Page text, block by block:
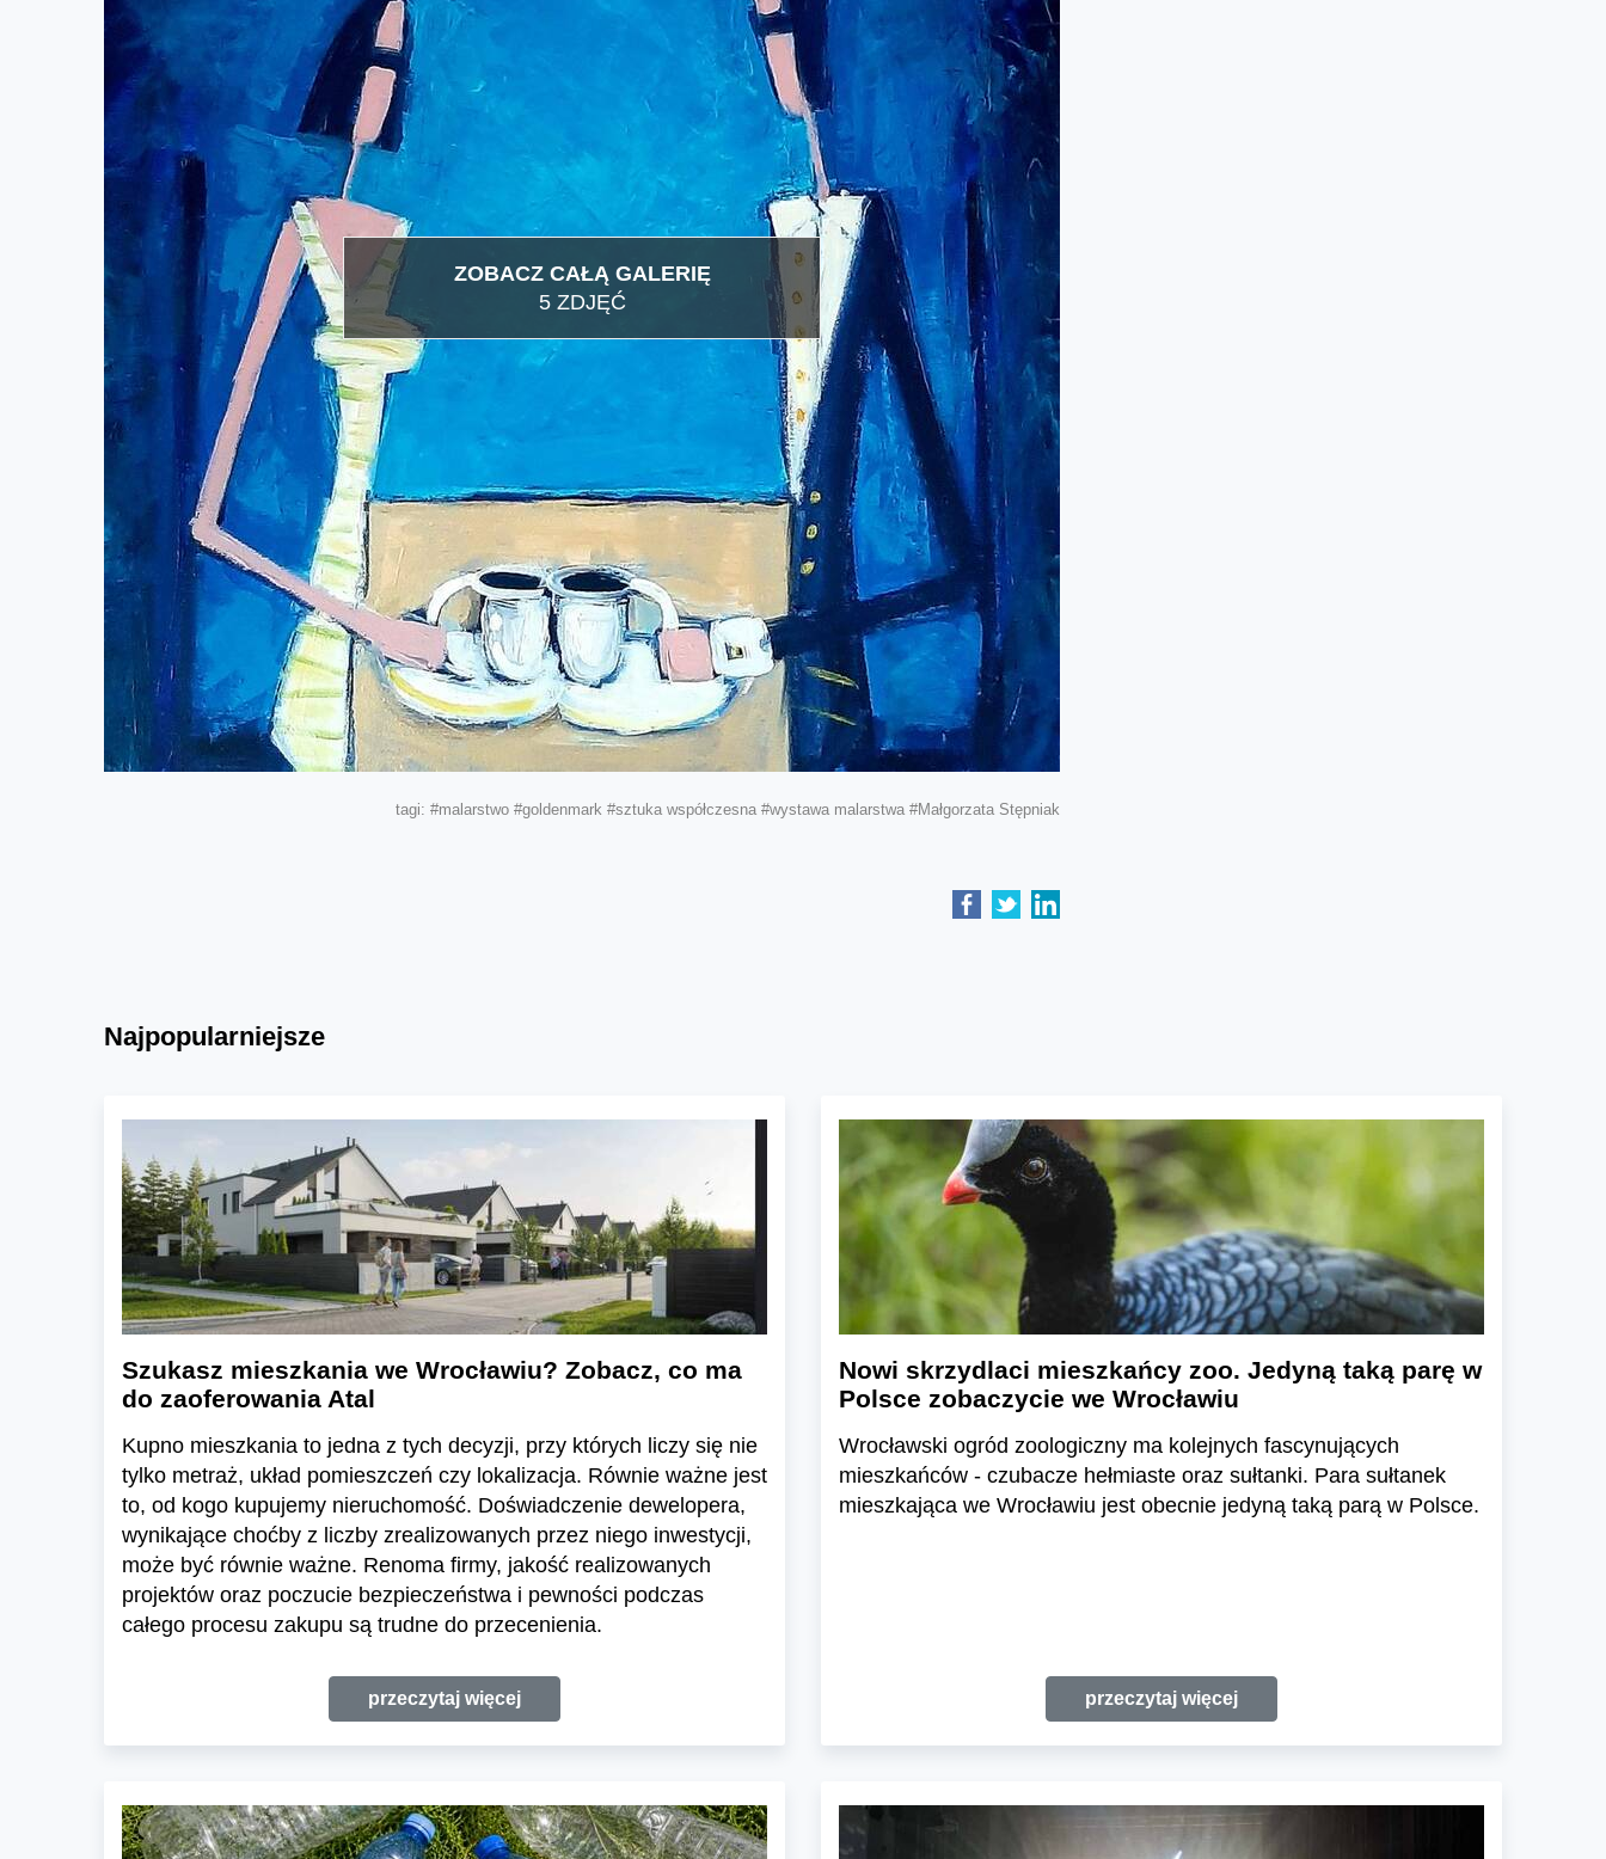
ZOBACZ CAŁĄ GALERIĘ
5 ZDJĘĆ
tagi: #malarstwo #goldenmark #sztuka współczesna #wystawa malarstwa #Małgorzata Stępniak
Najpopularniejsze
Szukasz mieszkania we Wrocławiu? Zobacz, co ma
do zaoferowania Atal
Kupno mieszkania to jedna z tych decyzji, przy których liczy się nie
tylko metraż, układ pomieszczeń czy lokalizacja. Równie ważne jest
to, od kogo kupujemy nieruchomość. Doświadczenie dewelopera,
wynikające choćby z liczby zrealizowanych przez niego inwestycji,
może być równie ważne. Renoma firmy, jakość realizowanych
projektów oraz poczucie bezpieczeństwa i pewności podczas
całego procesu zakupu są trudne do przecenienia.
przeczytaj więcej
Nowi skrzydlaci mieszkańcy zoo. Jedyną taką parę w
Polsce zobaczycie we Wrocławiu
Wrocławski ogród zoologiczny ma kolejnych fascynujących
mieszkańców - czubacze hełmiaste oraz sułtanki. Para sułtanek
mieszkająca we Wrocławiu jest obecnie jedyną taką parą w Polsce.
przeczytaj więcej